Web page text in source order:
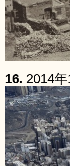
16. 2014